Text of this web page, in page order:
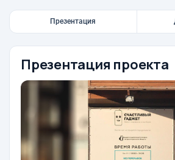
Презентация
Презентация проекта